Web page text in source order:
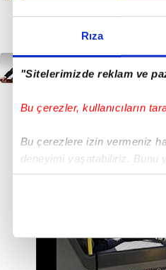
Rıza
"Sitelerimizde reklam ve
Bu çerezler, kullanıcıların
Bu çerezlere izin vermeniz
deneyimi yaşatabiliriz. Bunu
içerikleri sunabilmek adına
Sizlere daha iyi bir hizmet